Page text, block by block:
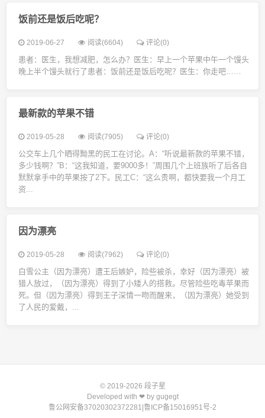
饭前还是饭后吃呢？
2019-06-27 阅读(6604) 评论(0)
患者：医生，我想减肥，怎么办？医生：早上一个苹果中午一个馒头
晚上半个馒头就行了患者：饭前还是饭后吃呢？医生：你走吧……
最新款的苹果不错
2019-05-28 阅读(7905) 评论(0)
公交车上几个晒得黝黑的民工在讨论。A：“听说最新款的苹果不错，
多少钱啊？”B：“这我知道，要9000多！”周围几个上班族听了后各自
默默拿手中的苹果按了2下。民工C：“这么贵啊，都快要我一个月工
资...
因为漂亮
2019-05-28 阅读(7962) 评论(0)
白雪公主（因为漂亮）遭王后嫉妒，险些被杀，幸好（因为漂亮）被
猎人放过，（因为漂亮）得到了小矮人的搭救。尽管险些吃毒苹果而
死。但（因为漂亮）得到王子深情一吻而醒来，（因为漂亮）她受到
了人民的爱戴，...
© 2019-2026 段子星
Developed with ❤ by gugegt
鲁公网安备37020302372281 鲁ICP备15016951号-2